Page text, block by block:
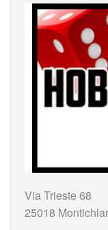
Via Trieste 68
25018